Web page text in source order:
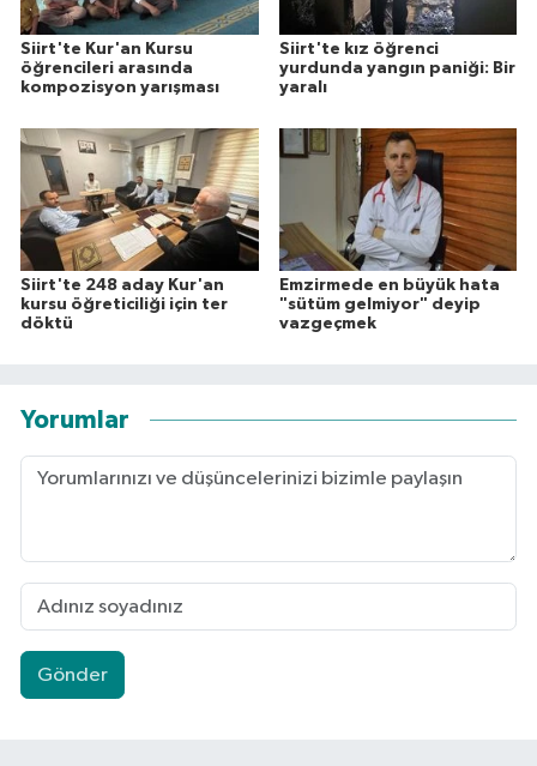
Siirt'te Kur'an Kursu
öğrencileri arasında
kompozisyon yarışması
Siirt'te kız öğrenci
yurdunda yangın paniği: Bir
yaralı
Siirt'te 248 aday Kur'an
kursu öğreticiliği için ter
döktü
Emzirmede en büyük hata
"sütüm gelmiyor" deyip
vazgeçmek
Yorumlar
Gönder